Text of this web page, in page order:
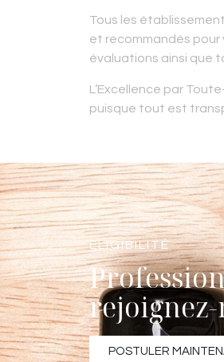
Tous les
et recommandés pour
évaluations ainsi que
L’Excellence par
puisque tout est
ELIGIBILITÉ
POSTULER